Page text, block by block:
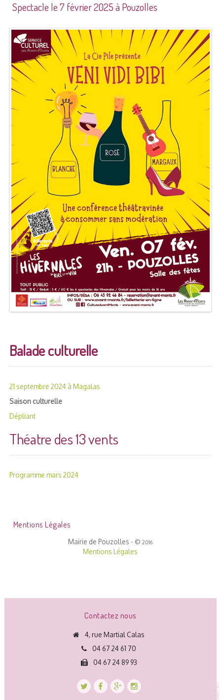
Spectacle le 7 février 2025 à Pouzolles
Balade culturelle
21 septembre 2024 à Magalas
Saison culturelle
Dépliant
Théatre des 13 vents
Programme mars 2024
Mentions Légales
Mairie de Pouzolles - ©2016
Mentions Légales
Contactez nous
4, rue Martial Calas
04 67 24 61 70
04 67 24 89 93